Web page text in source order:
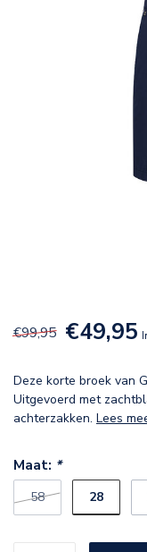
€99,95 €49,95
Deze korte broek van
Uitgevoerd met
achterzakken. Lees
Maat: *
58 28